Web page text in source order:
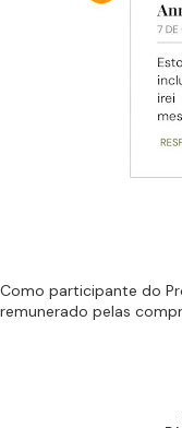
Como participante do
remunerado pelas